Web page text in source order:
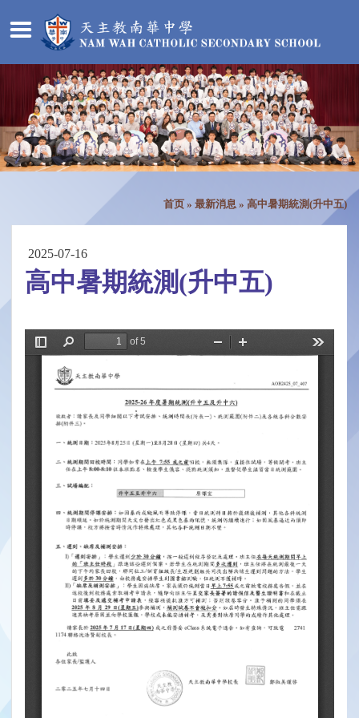
首页 » 最新消息 » 高中暑期統測(升中五)
2025-07-16
高中暑期統測(升中五)